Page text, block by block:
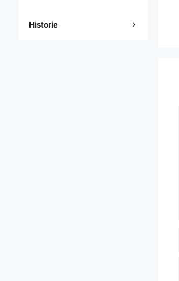
Historie